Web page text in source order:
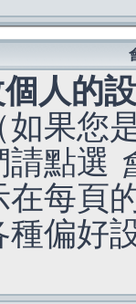
人的
果您
請點選
每頁
種偏好